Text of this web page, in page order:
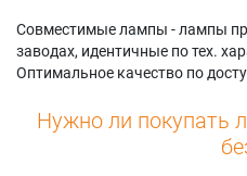
Совместимые лампы - лампы
заводах, идентичные по тех.
Оптимальное качество по
Нужно ли покупать